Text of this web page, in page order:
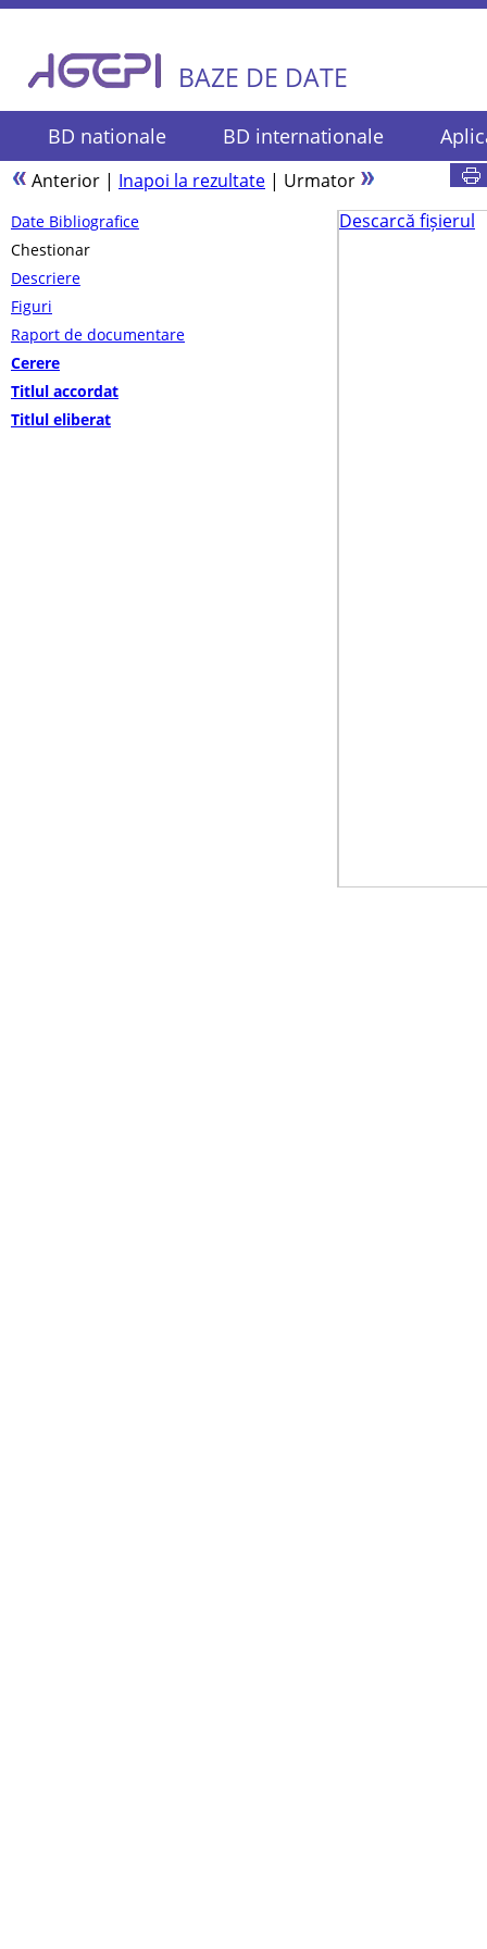
BAZE DE DATE
BD nationale BD internationale
Anterior | Inapoi la rezultate | Urmator
Date Bibliografice
Chestionar
Descriere
Figuri
Raport de documentare
Cerere
Titlul accordat
Titlul eliberat
Descarcă fișierul